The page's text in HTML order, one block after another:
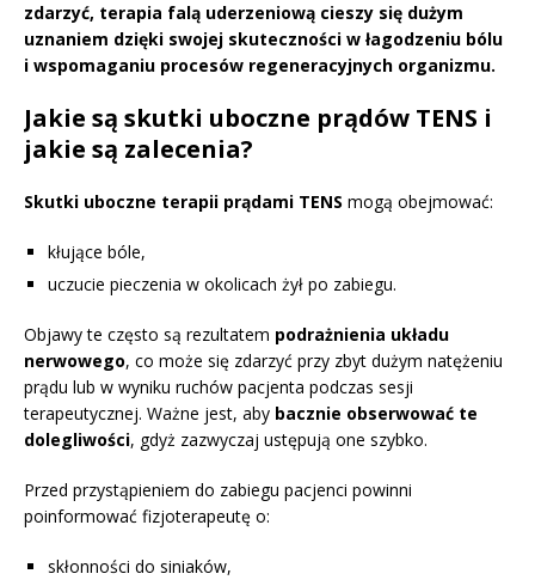
zdarzyć, terapia falą uderzeniową cieszy się dużym
uznaniem dzięki swojej skuteczności w łagodzeniu bólu
i wspomaganiu procesów regeneracyjnych organizmu.
Jakie są skutki uboczne prądów TENS i
jakie są zalecenia?
Skutki uboczne terapii prądami TENS mogą obejmować:
kłujące bóle,
uczucie pieczenia w okolicach żył po zabiegu.
Objawy te często są rezultatem podrażnienia układu
nerwowego, co może się zdarzyć przy zbyt dużym natężeniu
prądu lub w wyniku ruchów pacjenta podczas sesji
terapeutycznej. Ważne jest, aby bacznie obserwować te
dolegliwości, gdyż zazwyczaj ustępują one szybko.
Przed przystąpieniem do zabiegu pacjenci powinni
poinformować fizjoterapeutę o:
skłonności do siniaków,